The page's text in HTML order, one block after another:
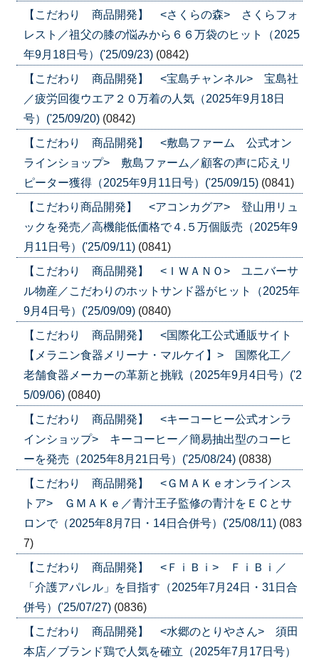
【こだわり 商品開発】 <さくらの森> さくらフォ
レスト／祖父の膝の悩みから６６万袋のヒット（2025
年9月18日号）('25/09/23) (0842)
【こだわり 商品開発】 <宝島チャンネル> 宝島社
／疲労回復ウエア２０万着の人気（2025年9月18日
号）('25/09/20) (0842)
【こだわり 商品開発】 <敷島ファーム 公式オン
ラインショップ> 敷島ファーム／顧客の声に応えリ
ピーター獲得（2025年9月11日号）('25/09/15) (0841)
【こだわり商品開発】 <アコンカグア> 登山用リュ
ックを発売／高機能低価格で４.５万個販売（2025年9
月11日号）('25/09/11) (0841)
【こだわり 商品開発】 <ＩＷＡＮＯ> ユニバーサ
ル物産／こだわりのホットサンド器がヒット（2025年
9月4日号）('25/09/09) (0840)
【こだわり 商品開発】 <国際化工公式通販サイト
【メラニン食器メリーナ・マルケイ】> 国際化工／
老舗食器メーカーの革新と挑戦（2025年9月4日号）('2
5/09/06) (0840)
【こだわり 商品開発】 <キーコーヒー公式オンラ
インショップ> キーコーヒー／簡易抽出型のコーヒ
ーを発売（2025年8月21日号）('25/08/24) (0838)
【こだわり 商品開発】 <ＧＭＡＫｅオンラインス
トア> ＧＭＡＫｅ／青汁王子監修の青汁をＥＣとサ
ロンで（2025年8月7日・14日合併号）('25/08/11) (083
7)
【こだわり 商品開発】 <ＦｉＢｉ> ＦｉＢｉ／
「介護アパレル」を目指す（2025年7月24日・31日合
併号）('25/07/27) (0836)
【こだわり 商品開発】 <水郷のとりやさん> 須田
本店／ブランド鶏で人気を確立（2025年7月17日号）